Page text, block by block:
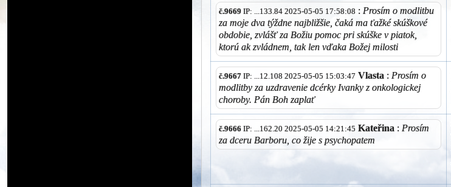
č.9669 IP: ...133.84 2025-05-05 17:58:08 : Prosím o modlitbu
za moje dva týždne najbližšie, čaká ma ťažké skúškové
obdobie, zvlášť za Božiu pomoc pri skúške v piatok,
ktorú ak zvládnem, tak len vďaka Božej milosti
č.9667 IP: ...12.108 2025-05-05 15:03:47 Vlasta : Prosím o
modlitby za uzdravenie dcérky Ivanky z onkologickej
choroby. Pán Boh zaplať
č.9666 IP: ...162.20 2025-05-05 14:21:45 Kateřina : Prosím
za dceru Barboru, co žije s psychopatem